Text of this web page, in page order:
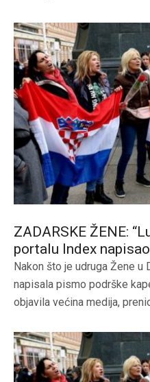
ZADARSKE ŽENE:
portalu Index
Nakon što je udruga Žene u
napisala pismo podrške
objavila većina medija,